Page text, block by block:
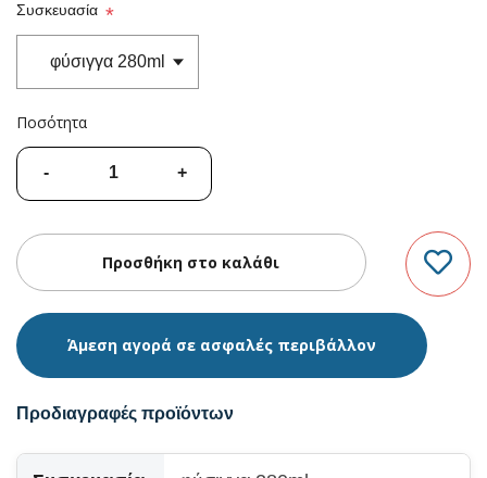
Συσκευασία *
Ποσότητα
Άμεση αγορά σε ασφαλές περιβάλλον
Προδιαγραφές προϊόντων